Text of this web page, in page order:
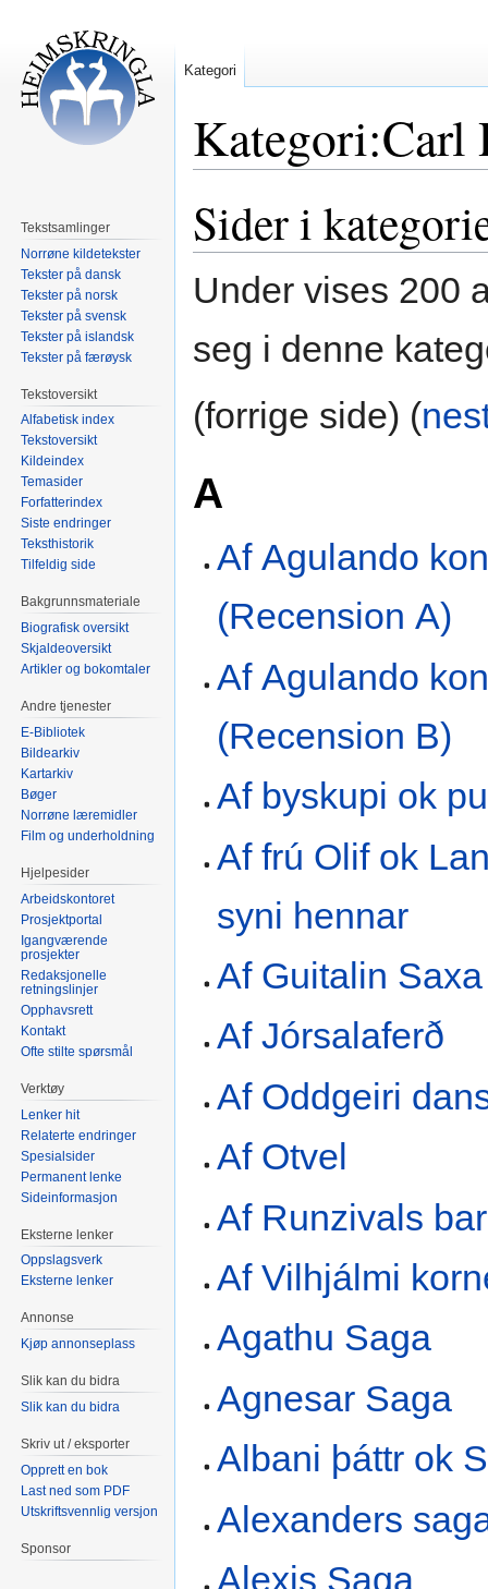
Kategori:Carl
til
navigering
til
søk
Sider i
Under vises 200
seg i denne
(forrige side) (
A
Af Agulando
(Recension A)
Af Agulando
(Recension B)
Af byskupi ok
Af frú Olif ok
syni hennar
Af Guitalin Saxa
Af Jórsalaferð
Af Oddgeiri
Af Otvel
Af Runzivals
Af Vilhjálmi
Agathu Saga
Agnesar Saga
Albani þáttr ok
Alexanders
Alexis Saga
Kategori
Tekstsamlinger
Norrøne kildetekster
Tekster på dansk
Tekster på norsk
Tekster på svensk
Tekster på islandsk
Tekster på færøysk
Tekstoversikt
Alfabetisk index
Tekstoversikt
Kildeindex
Temasider
Forfatterindex
Siste endringer
Teksthistorik
Tilfeldig side
Bakgrunnsmateriale
Biografisk oversikt
Skjaldeoversikt
Artikler og bokomtaler
Andre tjenester
E-Bibliotek
Bildearkiv
Kartarkiv
Bøger
Norrøne læremidler
Film og underholdning
Hjelpesider
Arbeidskontoret
Prosjektportal
Igangværende
prosjekter
Redaksjonelle
retningslinjer
Opphavsrett
Kontakt
Ofte stilte spørsmål
Verktøy
Lenker hit
Relaterte endringer
Spesialsider
Permanent lenke
Sideinformasjon
Eksterne lenker
Oppslagsverk
Eksterne lenker
Annonse
Kjøp annonseplass
Slik kan du bidra
Slik kan du bidra
Skriv ut / eksporter
Opprett en bok
Last ned som PDF
Utskriftsvennlig versjon
Sponsor